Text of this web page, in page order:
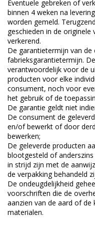
Eventuele gebreken of
binnen 4 weken na
worden gemeld.
geschieden in de
verkerend.
De garantietermijn van
fabrieksgarantietermijn.
verantwoordelijk voor de
producten voor elke
consument, noch voor
het gebruik of de
De garantie geldt niet
De consument de
en/of bewerkt of door
bewerken;
De geleverde producten
blootgesteld of
in strijd zijn met de
de verpakking behandeld
De ondeugdelijkheid
voorschriften die de
aanzien van de aard of
materialen.